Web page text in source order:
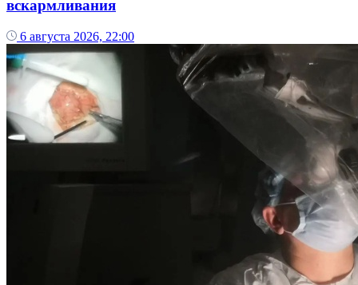
вскармливания
6 августа 2026, 22:00